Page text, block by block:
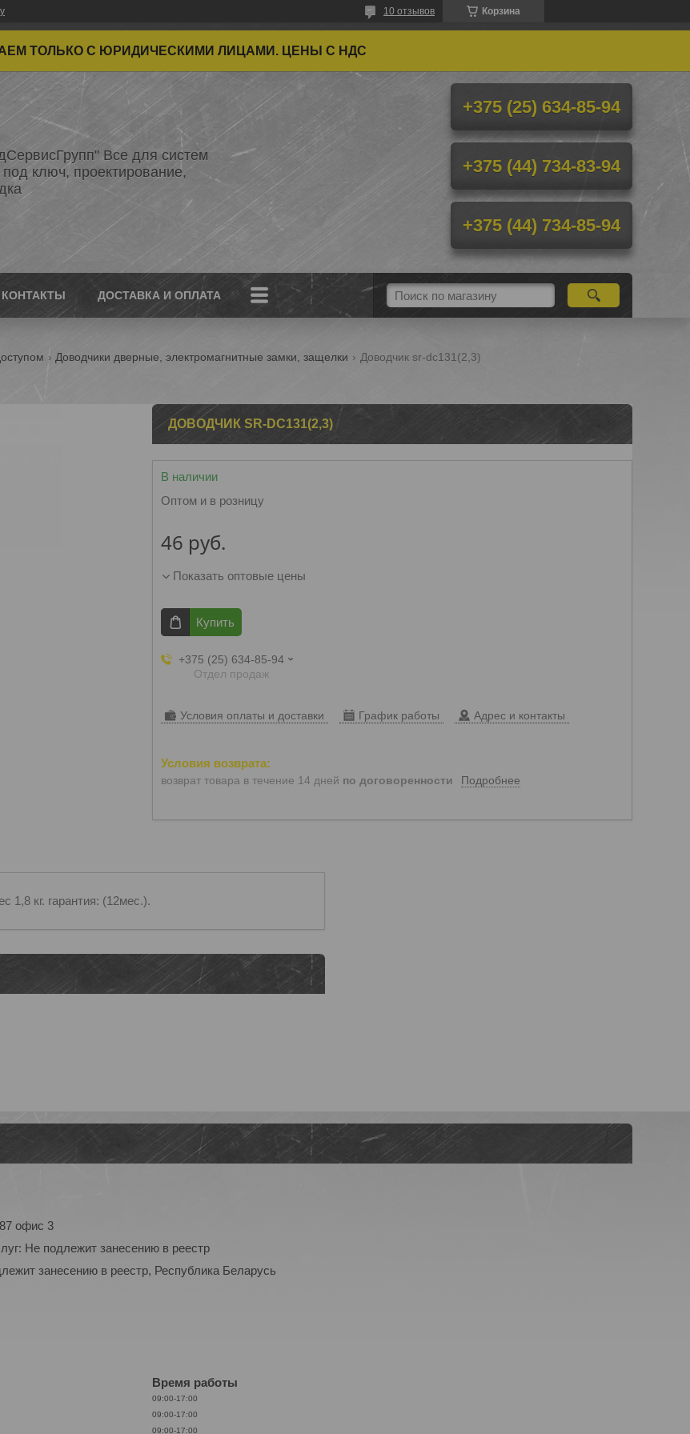
Корзина
10 отзывов
ТОЛЬКО С ЮРИДИЧЕСКИМИ ЛИЦАМИ. ЦЕНЫ С НДС
Все для систем
под ключ, проектирование,
+375 (25) 634-85-94
+375 (44) 734-83-94
+375 (44) 734-85-94
КОНТАКТЫ ДОСТАВКА И ОПЛАТА
Доводчики дверные, электромагнитные замки, защелки Доводчик sr-dc131(2,3)
ДОВОДЧИК SR-DC131(2,3)
В наличии
Оптом и в розницу
46 руб.
Показать оптовые цены
Купить
+375 (25) 634-85-94
Отдел продаж
Условия оплаты и доставки График работы Адрес и контакты
возврат товара в течение 14 дней по договоренности Подробнее
1,8 кг. гарантия: (12мес.).
офис 3
Не подлежит занесению в реестр
занесению в реестр, Республика Беларусь
Время работы
09:00-17:00
09:00-17:00
09:00-17:00